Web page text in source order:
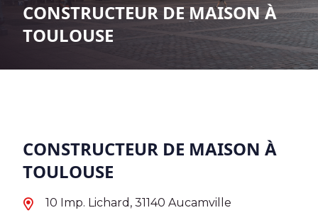
CONSTRUCTEUR DE MAISON À
TOULOUSE
CONSTRUCTEUR DE MAISON À
TOULOUSE
10 Imp. Lichard, 31140 Aucamville